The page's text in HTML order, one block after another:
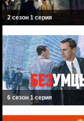
2 сезон 1 серия
6 сезон 1 серия